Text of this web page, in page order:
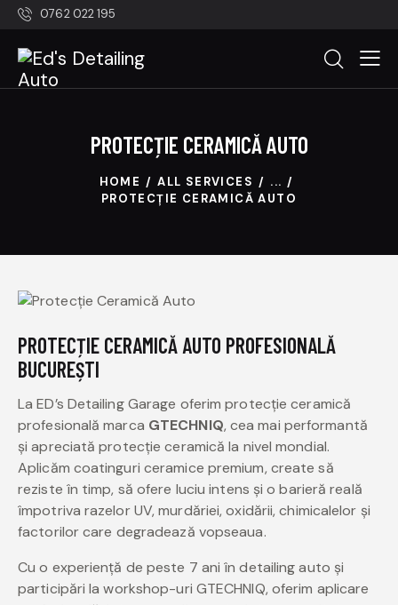
0762 022 195
PROTECȚIE CERAMICĂ AUTO
HOME ALL SERVICES
...
PROTECȚIE CERAMICĂ AUTO
PROTECȚIE CERAMICĂ AUTO PROFESIONALĂ
BUCUREȘTI
La ED’s Detailing Garage oferim protecție ceramică
profesională marca GTECHNIQ, cea mai performantă
și apreciată protecție ceramică la nivel mondial.
Aplicăm coatinguri ceramice premium, create să
reziste în timp, să ofere luciu intens și o barieră reală
împotriva razelor UV, murdăriei, oxidării, chimicalelor și
factorilor care degradează vopseaua.
Cu o experiență de peste 7 ani în detailing auto și
participări la workshop-uri GTECHNIQ, oferim aplicare